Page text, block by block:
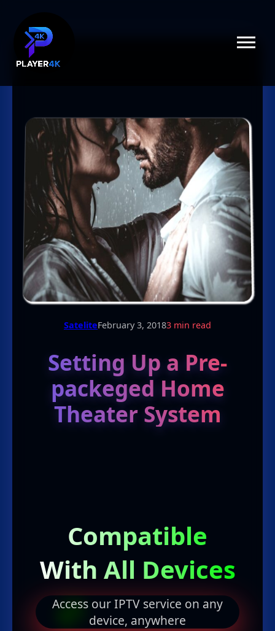
SateliteFebruary 3, 20183 min read
Setting Up a Pre-
packeged Home
Theater System
Compatible
With All Devices
Access our IPTV service on any
device, anywhere